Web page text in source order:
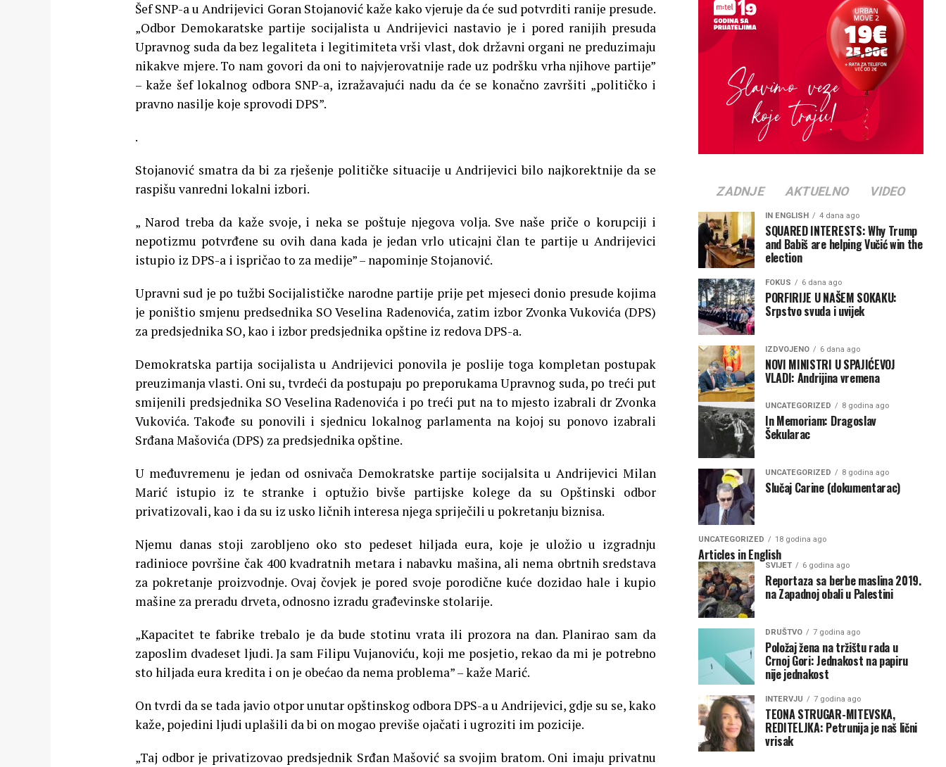
Šef SNP-a u Andrijevici Goran Stojanović kaže kako vjeruje da će sud potvrditi ranije presude.
„Odbor Demokaratske partije socijalista u Andrijevici nastavio je i pored ranijih presuda
Upravnog suda da bez legaliteta i legitimiteta vrši vlast, dok državni organi ne preduzimaju
nikakve mjere. To nam govori da oni to najvjerovatnije rade uz podršku vrha njihove partije”
– kaže šef lokalnog odbora SNP-a, izražavajući nadu da će se konačno završiti „političko i
pravno nasilje koje sprovodi DPS”.
.
Stojanović smatra da bi za rješenje političke situacije u Andrijevici bilo najkorektnije da se
raspišu vanredni lokalni izbori.
„ Narod treba da kaže svoje, i neka se poštuje njegova volja. Sve naše priče o korupciji i
nepotizmu potvrđene su ovih dana kada je jedan vrlo uticajni član te partije u Andrijevici
istupio iz DPS-a i ispričao to za medije” – napominje Stojanović.
Upravni sud je po tužbi Socijalističke narodne partije prije pet mjeseci donio presude kojima
je poništio smjenu predsednika SO Veselina Radenovića, zatim izbor Zvonka Vukovića (DPS)
za predsjednika SO, kao i izbor predsjednika opštine iz redova DPS-a.
Demokratska partija socijalista u Andrijevici ponovila je poslije toga kompletan postupak
preuzimanja vlasti. Oni su, tvrdeći da postupaju po preporukama Upravnog suda, po treći put
smijenili predsjednika SO Veselina Radenovića i po treći put na to mjesto izabrali dr Zvonka
Vukovića. Takođe su ponovili i sjednicu lokalnog parlamenta na kojoj su ponovo izabrali
Srđana Mašovića (DPS) za predsjednika opštine.
U međuvremenu je jedan od osnivača Demokratske partije socijalsita u Andrijevici Milan
Marić istupio iz te stranke i optužio bivše partijske kolege da su Opštinski odbor
privatizovali, kao i da su iz usko ličnih interesa njega spriječili u pokretanju biznisa.
Njemu danas stoji zarobljeno oko sto pedeset hiljada eura, koje je uložio u izgradnju
radinioce površine čak 400 kvadratnih metara i nabavku mašina, ali nema obrtnih sredstava
za pokretanje proizvodnje. Ovaj čovjek je pored svoje porodične kuće dozidao hale i kupio
mašine za preradu drveta, odnosno izradu građevinske stolarije.
„Kapacitet te fabrike trebalo je da bude stotinu vrata ili prozora na dan. Planirao sam da
zaposlim dvadeset ljudi. Ja sam Filipu Vujanoviću, koji me posjetio, rekao da mi je potrebno
sto hiljada eura kredita i on je obećao da nema problema” – kaže Marić.
On tvrdi da se tada javio otpor unutar opštinskog odbora DPS-a u Andrijevici, gdje su se, kako
kaže, pojedini ljudi uplašili da bi on mogao previše ojačati i ugroziti im pozicije.
„Taj odbor je privatizovao predsjednik Srđan Mašović sa svojim bratom. Oni imaju privatnu
ZADNJE AKTUELNO VIDEO
IN ENGLISH 4 dana ago
SQUARED INTERESTS: Why Trump
and Babiš are helping Vučić win the
election
FOKUS 6 dana ago
PORFIRIJE U NAŠEM SOKAKU:
Srpstvo svuda i uvijek
IZDVOJENO 6 dana ago
NOVI MINISTRI U SPAJIĆEVOJ
VLADI: Andrijina vremena
UNCATEGORIZED 8 godina ago
In Memoriam: Dragoslav
Šekularac
UNCATEGORIZED 8 godina ago
Slučaj Carine (dokumentarac)
UNCATEGORIZED 18 godina ago
Articles in English
SVIJET 6 godina ago
Reportaza sa berbe maslina 2019.
na Zapadnoj obali u Palestini
DRUŠTVO 7 godina ago
Položaj žena na tržištu rada u
Crnoj Gori: Jednakost na papiru
nije jednakost
INTERVJU 7 godina ago
TEONA STRUGAR-MITEVSKA,
REDITELJKA: Petrunija je naš lični
vrisak